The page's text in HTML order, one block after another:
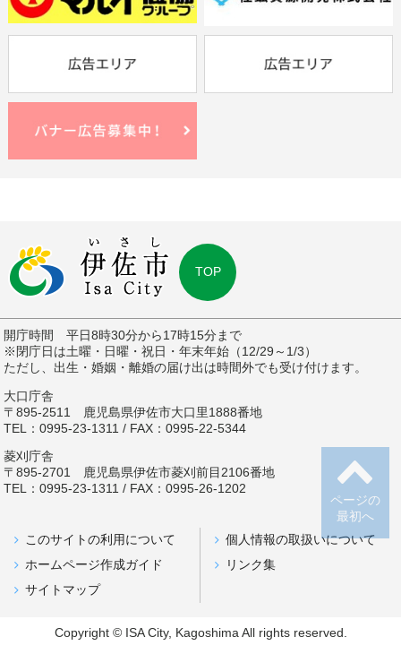
ページの
最初へ
TOP
開庁時間 平日8時30分から17時15分まで
※閉庁日は土曜・日曜・祝日・年末年始（12/29～1/3）
ただし、出生・婚姻・離婚の届け出は時間外でも受け付けます。
大口庁舎
〒895-2511 鹿児島県伊佐市大口里1888番地
TEL：0995-23-1311 / FAX：0995-22-5344
菱刈庁舎
〒895-2701 鹿児島県伊佐市菱刈前目2106番地
TEL：0995-23-1311 / FAX：0995-26-1202
このサイトの利用について
個人情報の取扱いについて
ホームページ作成ガイド
リンク集
サイトマップ
Copyright © ISA City, Kagoshima All rights reserved.